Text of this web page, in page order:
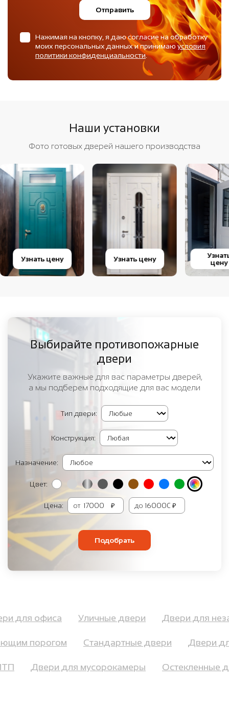
Отправить
Нажимая на кнопку, я даю согласие на обработку
моих персональных данных и принимаюусловия
политики конфиденциальности.
Наши установки
Фото готовых дверей нашего производства
Узнать цену Узнать цену
цену
Выбирайте противопожарные
двери
Укажите важные для вас параметры дверей,
а мы подберем подходящие для вас модели
Тип двери:
Конструкция:
Назначение:
Цвет:
Цена: от ₽ до ₽
Подобрать
для офиса Уличные двери Двери для
порогом Стандартные двери Двери
Двери для мусорокамеры